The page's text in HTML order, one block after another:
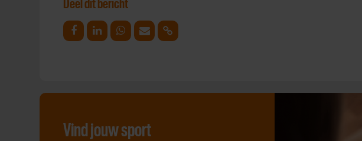
Deel dit bericht
Deel op Facebook
Deel op LinkedinDeel op Whatsapp
Mail link Kopieer link
Vind jouw sport